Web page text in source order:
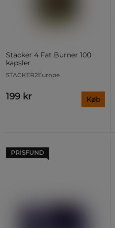
Stacker 4 Fat Burner 100
kapsler
STACKER2Europe
199 kr Køb
PRISFUND